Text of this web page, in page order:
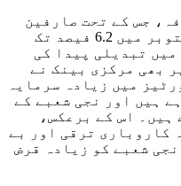
جس کے تحت صارفین
کی قیمتوں کا اشاریہ (CPI) اکتوبر میں 6.2 فیصد تک
تبدیلی پیدا کی
بھی مرکزی بینک نے
میں زیادہ سرمایہ
ہیں اور نجی شعبے کے
ہیں۔ اس کے برعکس،
کاروباری ترقی اور بے
شعبے کو زیادہ قرض